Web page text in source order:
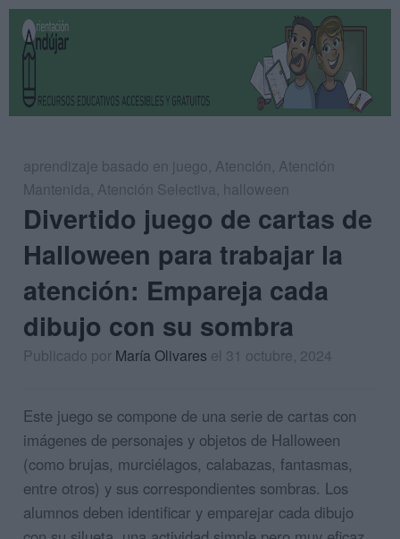
aprendizaje basado en juego, Atención, Atención
Mantenida, Atención Selectiva, halloween
Divertido juego de cartas de
Halloween para trabajar la
atención: Empareja cada
dibujo con su sombra
Publicado por María Olivares el 31 octubre, 2024
Este juego se compone de una serie de cartas con
imágenes de personajes y objetos de Halloween
(como brujas, murciélagos, calabazas, fantasmas,
entre otros) y sus correspondientes sombras. Los
alumnos deben identificar y emparejar cada dibujo